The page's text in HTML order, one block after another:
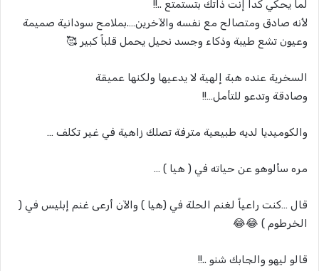
لما يحكي كدا إنت ذاتك بتستمتع ..!!
لأنه صادق ومتصالح مع نفسه والآخرين….بملامح سودانية صميمة
وعيون تشع طيبة وذكاء وجسد نحيل يحمل قلباً كبير 🥰
السخرية عنده هبة إلهية لا يدعيها ولكنها عميقة
وصادقة وتدعو للتأمل…!!
والكوميديا لديه طبيعية مترفة تصلك زاهية في غير تكلف …
مره سألوهو عن حياته في ( هيا ) …
قال …كنت راعياً لغنم الحلة في (هيا ) والآن أرعى غنم إبليس في (
الخرطوم ) 😂😂
قالو ليهو والجابك شنو ..!!